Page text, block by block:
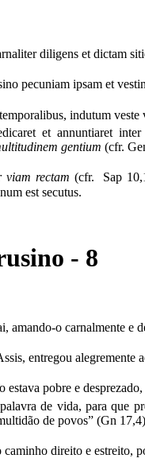
diligens et dictam
pecuniam ipsam et
indutum
et annuntiaret
gentium (cfr.
viam rectam (cfr. Sap
est secutus.
- 8
amando-o carnalmente e
entregou
estava pobre e
de vida, para que
de povos” (Gn
direito e estreito,